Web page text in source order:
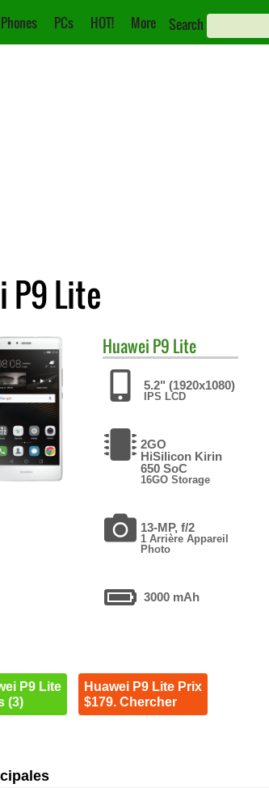
Phones PCs HOT! More Search
P9 Lite
Huawei P9 Lite
5.2" (1920x1080)
IPS LCD
2GO
HiSilicon Kirin
650 SoC
16GO Storage
13-MP, f/2
1 Arrière Appareil
Photo
3000 mAh
P9 Lite
(3)
Huawei P9 Lite Prix
$179. Chercher